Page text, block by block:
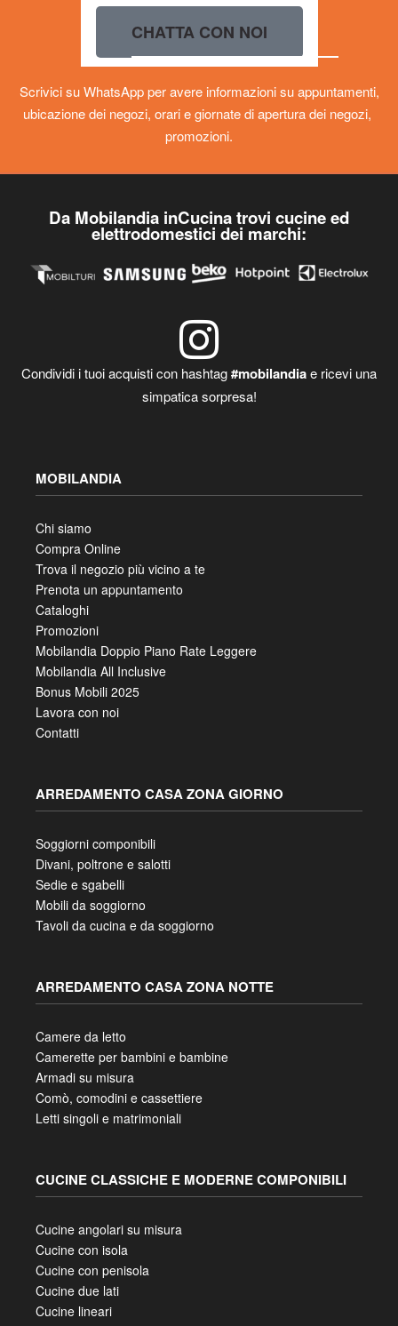
CHATTA CON NOI
Scrivici su WhatsApp per avere informazioni su appuntamenti,
ubicazione dei negozi, orari e giornate di apertura dei negozi,
promozioni.
Da Mobilandia inCucina trovi cucine ed
elettrodomestici dei marchi:
Condividi i tuoi acquisti con hashtag#mobilandiae ricevi una
simpatica sorpresa!
MOBILANDIA
Chi siamo
Compra Online
Trova il negozio più vicino a te
Prenota un appuntamento
Cataloghi
Promozioni
Mobilandia Doppio Piano Rate Leggere
Mobilandia All Inclusive
Bonus Mobili 2025
Lavora con noi
Contatti
ARREDAMENTO CASA ZONA GIORNO
Soggiorni componibili
Divani, poltrone e salotti
Sedie e sgabelli
Mobili da soggiorno
Tavoli da cucina e da soggiorno
ARREDAMENTO CASA ZONA NOTTE
Camere da letto
Camerette per bambini e bambine
Armadi su misura
Comò, comodini e cassettiere
Letti singoli e matrimoniali
CUCINE CLASSICHE E MODERNE COMPONIBILI
Cucine angolari su misura
Cucine con isola
Cucine con penisola
Cucine due lati
Cucine lineari